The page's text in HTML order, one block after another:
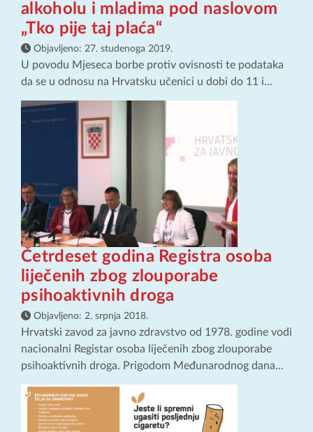
alkoholu i mladima pod naslovom
„Tko pije taj plaća“
Objavljeno: 27. studenoga 2019.
U povodu Mjeseca borbe protiv ovisnosti te podataka
da se u odnosu na Hrvatsku učenici u dobi do 11 i...
Četrdeset godina Registra osoba
liječenih zbog zlouporabe
psihoaktivnih droga
Objavljeno: 2. srpnja 2018.
Hrvatski zavod za javno zdravstvo od 1978. godine vodi
nacionalni Registar osoba liječenih zbog zlouporabe
psihoaktivnih droga. Prigodom Međunarodnog dana...